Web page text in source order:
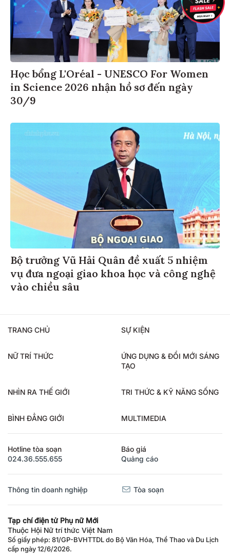
Học bổng L'Oréal - UNESCO For Women
in Science 2026 nhận hồ sơ đến ngày
30/9
Bộ trưởng Vũ Hải Quân đề xuất 5 nhiệm
vụ đưa ngoại giao khoa học và công nghệ
vào chiều sâu
TRANG CHỦ SỰ KIỆN
NỮ TRÍ THỨC
ỨNG DỤNG & ĐỔI MỚI SÁNG
TẠO
NHÌN RA THẾ GIỚI TRI THỨC & KỸ NĂNG SỐNG
BÌNH ĐẲNG GIỚI MULTIMEDIA
Hotline tòa soạn
024.36.555.655
Báo giá
Quảng cáo
Thông tin doanh nghiệp Tòa soạn
Tạp chí điện tử Phụ nữ Mới
Thuộc Hội Nữ trí thức Việt Nam
Số giấy phép: 81/GP-BVHTTDL do Bộ Văn Hóa, Thể Thao và Du Lịch
cấp ngày 12/6/2026.